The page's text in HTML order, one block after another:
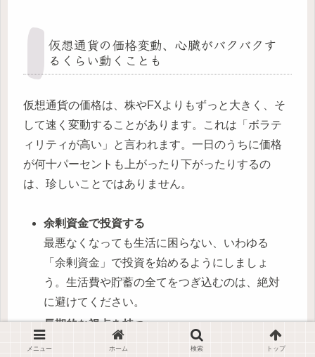
仮想通貨の価格変動、心臓がバクバクす
るくらい動くことも
仮想通貨の価格は、株やFXよりもずっと大きく、そ
して速く変動することがあります。これは「ボラテ
ィリティが高い」と言われます。一日のうちに価格
が何十パーセントも上がったり下がったりするの
は、珍しいことではありません。
余剰資金で投資する
最悪なくなっても生活に困らない、いわゆる
「余剰資金」で投資を始めるようにしましょ
う。生活費や貯蓄の全てをつぎ込むのは、絶対
に避けてください。
長期的な視点を持つ
短期的な価格の上下に一喜一憂せず、長期的な
メニュー ホーム 検索 トップ